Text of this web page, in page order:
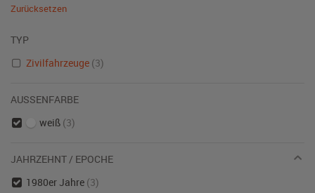
Zurücksetzen
TYP
Zivilfahrzeuge (3)
AUSSENFARBE
weiß (3)
JAHRZEHNT / EPOCHE
1980er Jahre (3)